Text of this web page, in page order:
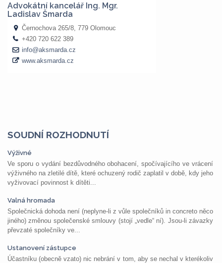
SOUDNÍ ROZHODNUTÍ
Výživné
Ve sporu o vydání bezdůvodného obohacení, spočívajícího ve vrácení
výživného na zletilé dítě, které ochuzený rodič zaplatil v době, kdy jeho
vyživovací povinnost k dítěti...
Valná hromada
Společnická dohoda není (neplyne-li z vůle společníků in concreto něco
jiného) změnou společenské smlouvy (stojí „vedle“ ní). Jsou-li závazky
převzaté společníky ve...
Ustanovení zástupce
Účastníku (obecně vzato) nic nebrání v tom, aby se nechal v kterékoliv